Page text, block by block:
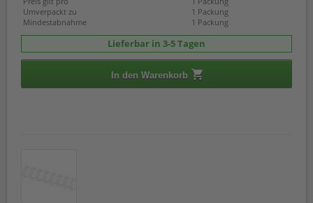
Umverpackt zu
1 Packung
Mindestabnahme
1 Packung
Lieferbar in 3-5 Tagen
In den Warenkorb